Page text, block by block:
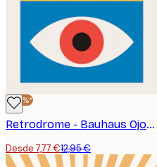
-40%*
Retrodrome - Bauhaus Ojos Geométricos Póster
Desde 7,77 €12,95 €